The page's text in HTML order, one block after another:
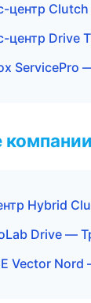
центр
центр Drive
ServicePro
компании
Hybrid
Drive —
Vector